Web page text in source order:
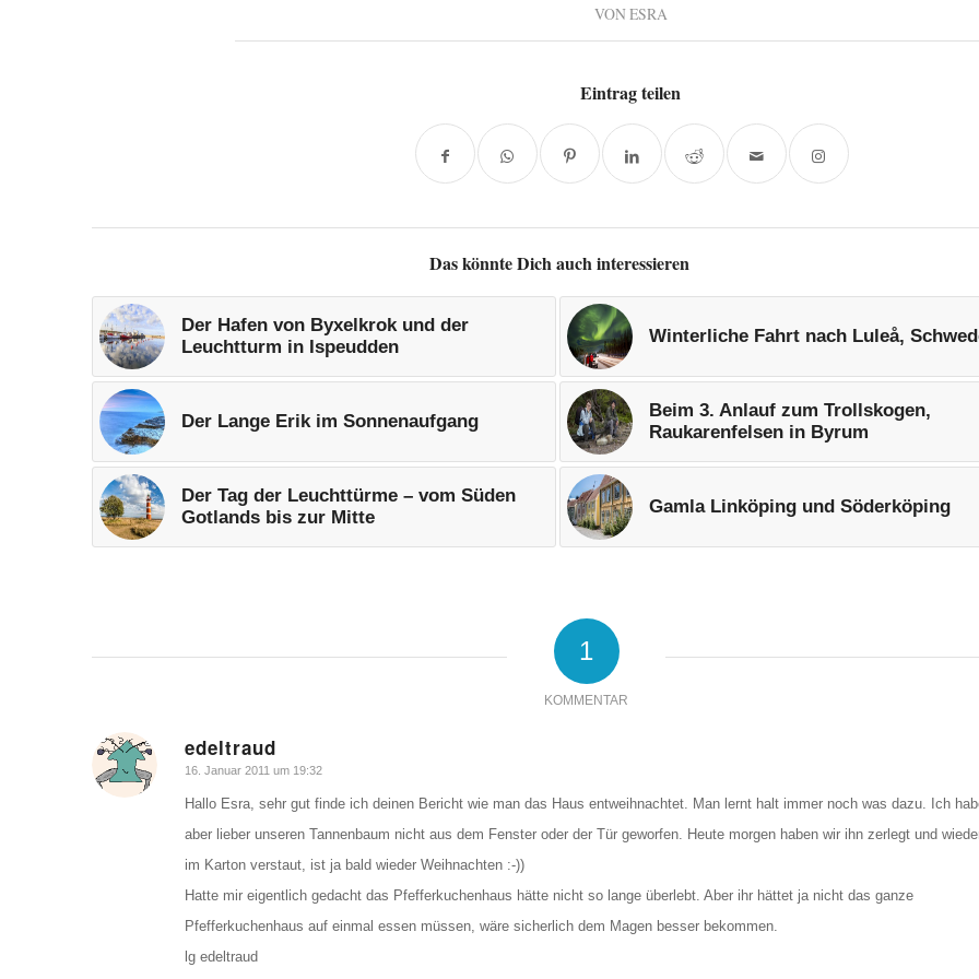
VONESRA
Eintrag teilen
Das könnte Dich auch interessieren
Der Hafen von Byxelkrok und der
Leuchtturm in Ispeudden
Winterliche Fahrt nach Luleå,
Der Lange Erik im Sonnenaufgang
Beim 3. Anlauf zum Trollskogen,
Raukarenfelsen in Byrum
Der Tag der Leuchttürme – vom Süden
Gotlands bis zur Mitte
Gamla Linköping und Söderköping
1
KOMMENTAR
edeltraud
sagte:
16. Januar 2011 um 19:32
Hallo Esra, sehr gut finde ich deinen Bericht wie man das Haus entweihnachtet. Man lernt halt immer noch was dazu. Ich
aber lieber unseren Tannenbaum nicht aus dem Fenster oder der Tür geworfen. Heute morgen haben wir ihn zerlegt und
im Karton verstaut, ist ja bald wieder Weihnachten :-))
Hatte mir eigentlich gedacht das Pfefferkuchenhaus hätte nicht so lange überlebt. Aber ihr hättet ja nicht das ganze
Pfefferkuchenhaus auf einmal essen müssen, wäre sicherlich dem Magen besser bekommen.
lg edeltraud